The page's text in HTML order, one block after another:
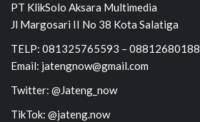
PT KlikSolo Aksara Multimedia
Jl Margosari II No 38 Kota Salatiga
TELP: 081325765593 – 08812680188
Email: jatengnow@gmail.com
Twitter: @Jateng_now
TikTok: @jateng.now